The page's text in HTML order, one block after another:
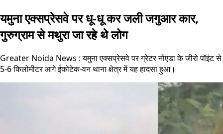
यमुना एक्सप्रेसवे पर धू-धू कर जली जगुआर कार,
गुरुग्राम से मथुरा जा रहे थे लोग
Greater Noida News : यमुना एक्सप्रेसवे पर ग्रेटर नोएडा के जीरो पॉइंट से
5-6 किलोमीटर आगे ईकोटेक-वन थाना क्षेत्र में यह हादसा हुआ।